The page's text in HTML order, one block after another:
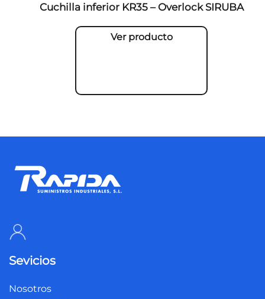
Cuchilla inferior KR35 – Overlock SIRUBA
Ver producto
Sevicios
Nosotros